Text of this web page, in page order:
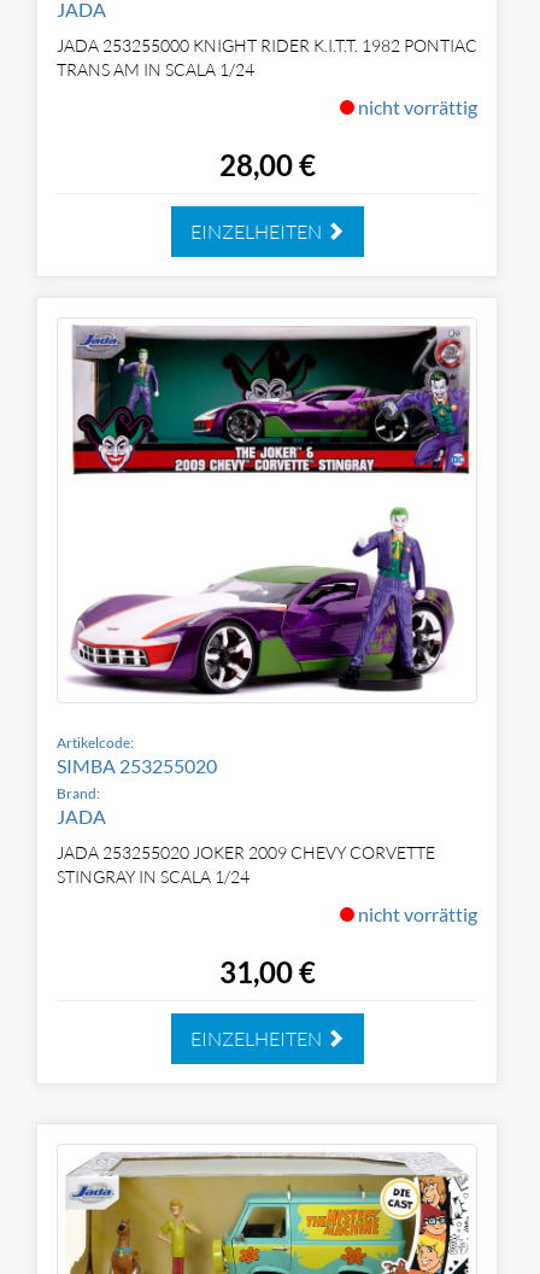
JADA
JADA 253255000 KNIGHT RIDER K.I.T.T. 1982 PONTIAC
TRANS AM IN SCALA 1/24
nicht vorrättig
28,00 €
EINZELHEITEN
Artikelcode:
SIMBA 253255020
Brand:
JADA
JADA 253255020 JOKER 2009 CHEVY CORVETTE
STINGRAY IN SCALA 1/24
nicht vorrättig
31,00 €
EINZELHEITEN